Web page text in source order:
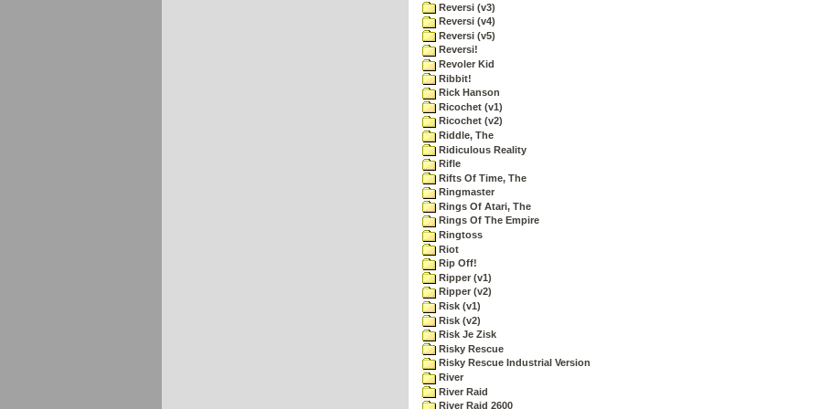
Reversi (v3)
Reversi (v4)
Reversi (v5)
Reversi!
Revoler Kid
Ribbit!
Rick Hanson
Ricochet (v1)
Ricochet (v2)
Riddle, The
Ridiculous Reality
Rifle
Rifts Of Time, The
Ringmaster
Rings Of Atari, The
Rings Of The Empire
Ringtoss
Riot
Rip Off!
Ripper (v1)
Ripper (v2)
Risk (v1)
Risk (v2)
Risk Je Zisk
Risky Rescue
Risky Rescue Industrial Version
River
River Raid
River Raid 2600